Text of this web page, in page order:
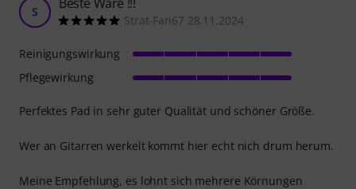
S
Strat-Fan67 28.11.2024
Perfektes Pad in sehr guter Qualität und schöner Größe.
Wer an Gitarren werkelt kommt hier echt nich drum herum.
Meine Empfehlung, es lohnt sich mehrere Körnungen
Reinigungswirkung
Pflegewirkung